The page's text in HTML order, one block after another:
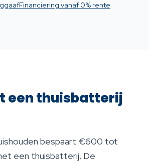
Financiering vanaf 0% rente
een thuisbatterij
bespaart €600 tot
een thuisbatterij. De